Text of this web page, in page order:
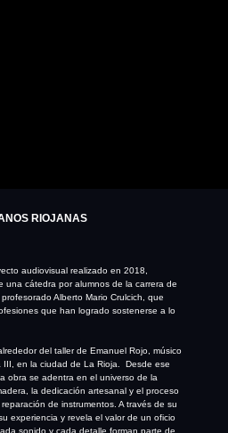
RIOJANAS
audiovisual realizado en 2018,
una cátedra por alumnos de la carrera de
profesoradoAlberto Mario Crulcich, que
que han logrado sostenerse a lo
del taller de Emanuel Rojo, músico
III, en la ciudad de La Rioja. Desde ese
obra se adentra en el universo de la
la dedicación artesanal y el proceso
de instrumentos. A través de su
experiencia y revela el valor de un oficio
sonido y cada detalle forman parte de